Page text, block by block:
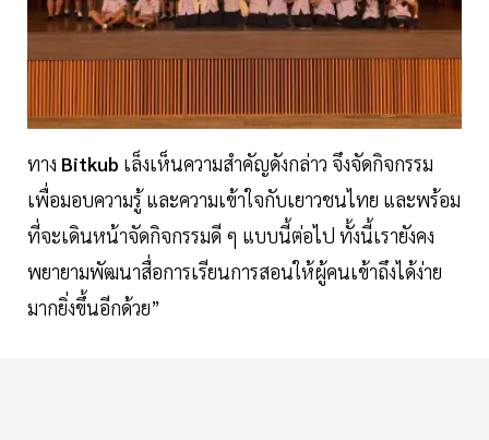
ทาง Bitkub เล็งเห็นความสำคัญดังกล่าว จึงจัดกิจกรรม
เพื่อมอบความรู้ และความเข้าใจกับเยาวชนไทย และพร้อม
ที่จะเดินหน้าจัดกิจกรรมดี ๆ แบบนี้ต่อไป ทั้งนี้เรายังคง
พยายามพัฒนาสื่อการเรียนการสอนให้ผู้คนเข้าถึงได้ง่าย
มากยิ่งขึ้นอีกด้วย”